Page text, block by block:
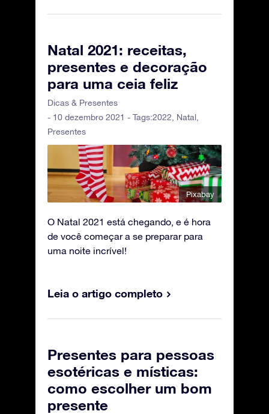
Natal 2021: receitas,
presentes e decoração
para uma ceia feliz
Dicas & Presentes
- 10 dezembro 2021 - Tags:2022 Natal
Presentes
Pixabay
O Natal 2021 está chegando, e é hora
de você começar a se preparar para
uma noite incrível!
Leia o artigo completo
Presentes para pessoas
esotéricas e místicas:
como escolher um bom
presente